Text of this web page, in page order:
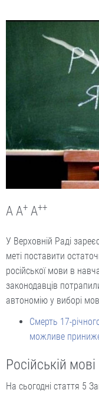
A A+ A++
У Верховній Раді
меті поставити
російської мови в
законодавців
автономію у виборі
Смерть 17-
можливе
Російській
На сьогодні стаття 5